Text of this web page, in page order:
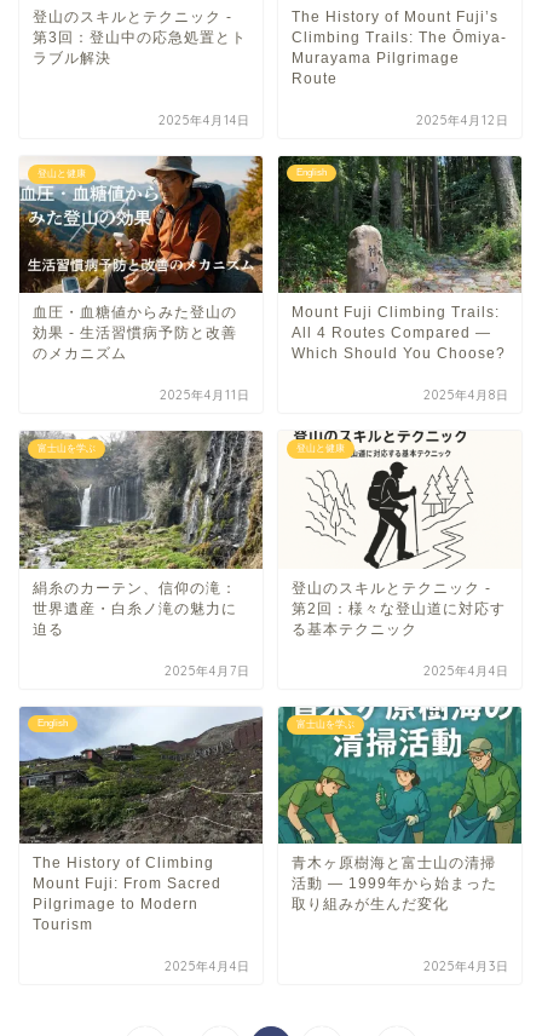
登山のスキルとテクニック -
第3回：登山中の応急処置とト
ラブル解決
2025年4月14日
The History of Mount Fuji’s
Climbing Trails: The Ōmiya-
Murayama Pilgrimage
Route
2025年4月12日
登山と健康
血圧・血糖値からみた登山の
効果 - 生活習慣病予防と改善
のメカニズム
2025年4月11日
English
Mount Fuji Climbing Trails:
All 4 Routes Compared —
Which Should You Choose?
2025年4月8日
富士山を学ぶ
絹糸のカーテン、信仰の滝：
世界遺産・白糸ノ滝の魅力に
迫る
2025年4月7日
登山と健康
登山のスキルとテクニック -
第2回：様々な登山道に対応す
る基本テクニック
2025年4月4日
English
The History of Climbing
Mount Fuji: From Sacred
Pilgrimage to Modern
Tourism
2025年4月4日
富士山を学ぶ
青木ヶ原樹海と富士山の清掃
活動 ― 1999年から始まった
取り組みが生んだ変化
2025年4月3日